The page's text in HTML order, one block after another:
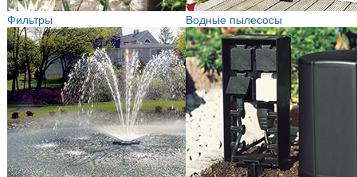
Фильтры Водные пылесосы